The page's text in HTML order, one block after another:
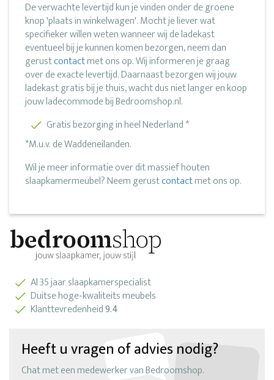
De verwachte levertijd kun je vinden onder de groene
knop 'plaats in winkelwagen'. Mocht je liever wat
specifieker willen weten wanneer wij de ladekast
eventueel bij je kunnen komen bezorgen, neem dan
gerustcontactmet ons op. Wij informeren je graag
over de exacte levertijd. Daarnaast bezorgen wij jouw
ladekast gratis bij je thuis, wacht dus niet langer en koop
jouw ladecommode bij Bedroomshop.nl.
Gratis bezorging in heel Nederland *
*M.u.v. de Waddeneilanden.
Wil je meer informatie over dit massief houten
slaapkamermeubel? Neem gerustcontactmet ons op.
Al 35 jaar slaapkamerspecialist
Duitse hoge-kwaliteits meubels
Klanttevredenheid9.4
Heeft u vragen of advies nodig?
Chat met een medewerker van Bedroomshop.